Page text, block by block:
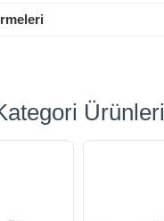
Ürünleri